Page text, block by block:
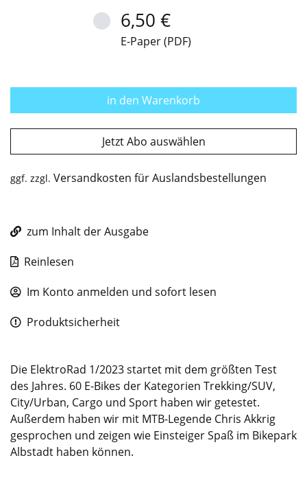
6,50 €
E-Paper (PDF)
in den Warenkorb
Jetzt Abo auswählen
ggf. zzgl. Versandkosten für Auslandsbestellungen
zum Inhalt der Ausgabe
Reinlesen
Im Konto anmelden und sofort lesen
Produktsicherheit
Die ElektroRad 1/2023 startet mit dem größten Test
des Jahres. 60 E-Bikes der Kategorien Trekking/SUV,
City/Urban, Cargo und Sport haben wir getestet.
Außerdem haben wir mit MTB-Legende Chris Akkrig
gesprochen und zeigen wie Einsteiger Spaß im Bikepark
Albstadt haben können.